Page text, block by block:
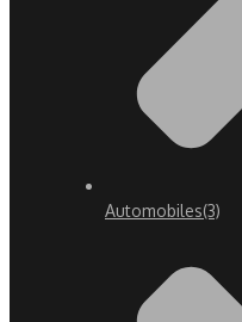
Automobiles(3)